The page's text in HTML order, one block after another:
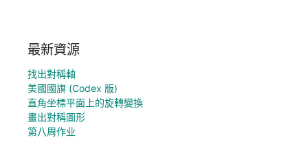
最新資源
找出對稱軸
美國國旗 (Codex 版)
直角坐標平面上的旋轉變換
畫出對稱圖形
第八周作业